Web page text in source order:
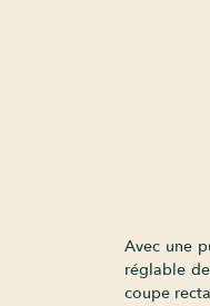
Avec une
réglable
coupe